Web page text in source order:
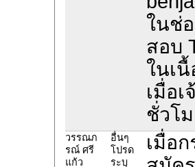
ในช่
สอบ
ในเ
เมื่อ
ชั่วโ
วรรณภ
รณ์ ศรี
แก้ว
อื่นๆ
โปรด
ระบุ
เมื่อ